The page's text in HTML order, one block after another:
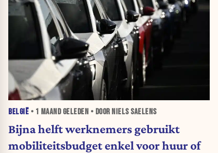
BELGIË • 1 MAANDGELEDEN • DOOR NIELS SAELENS
Bijna helft werknemers gebruikt
mobiliteitsbudget enkel voor huur of